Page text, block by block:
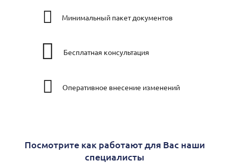
Минимальный пакет документов
Бесплатная консультация
Оперативное внесение изменений
Посмотрите как работают для Вас наши
специалисты